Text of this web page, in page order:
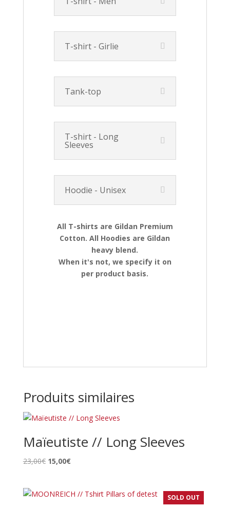
T-shirt - Girlie
Tank-top
T-shirt - Long
Sleeves
Hoodie - Unisex
All T-shirts are Gildan Premium
Cotton. All Hoodies are Gildan
heavy blend.
When it's not, we specify it on
per product basis.
Produits similaires
Maïeutiste // Long Sleeves
23,00€ Le
était :
15,00€Le
est :
SOLD OUT